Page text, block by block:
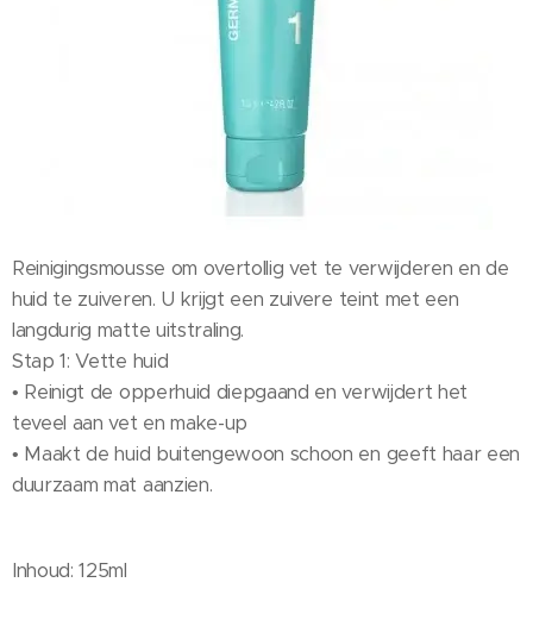
Reinigingsmousse om overtollig vet te verwijderen en de
huid te zuiveren. U krijgt een zuivere teint met een
langdurig matte uitstraling.
Stap 1: Vette huid
• Reinigt de opperhuid diepgaand en verwijdert het
teveel aan vet en make-up
• Maakt de huid buitengewoon schoon en geeft haar een
duurzaam mat aanzien.
Inhoud: 125ml